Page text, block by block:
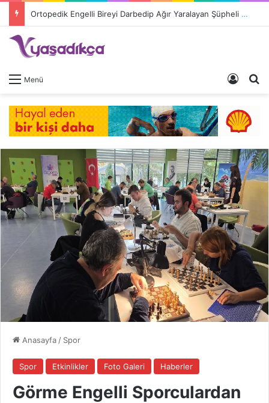
Ortopedik Engelli Bireyi Darbedip Ağır Yaralayan Şüpheli Tutuklandı
Menü Giriş
Anasayfa / Spor
Spor Etkinlikler Foto Galeri Haberler
Görme Engelli Sporculardan